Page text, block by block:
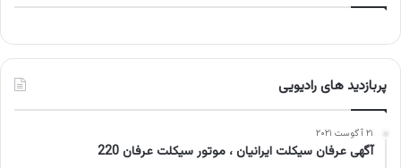
پربازدید های رادیویی
۲۱ آگوست ۲۰۲۱
آگهی عرفان سیکلت ایرانیان ، موتور سیکلت عرفان 220